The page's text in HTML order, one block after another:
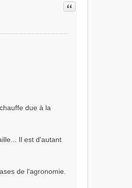
Citer
due à la
Il est d'autant
de l'agronomie.